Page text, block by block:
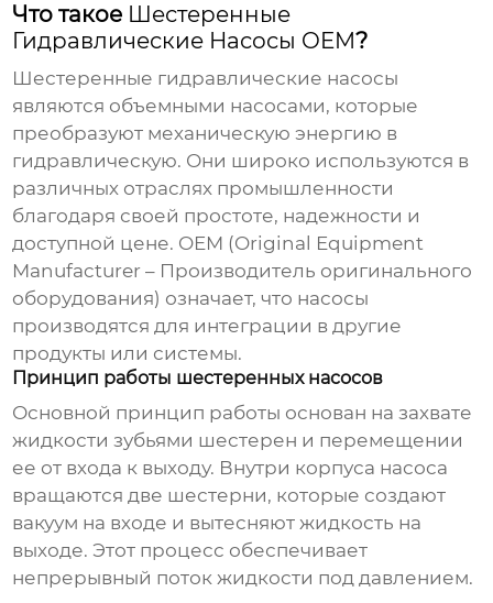
Что такое Шестеренные
Гидравлические Насосы OEM?
Шестеренные гидравлические насосы
являются объемными насосами, которые
преобразуют механическую энергию в
гидравлическую. Они широко используются в
различных отраслях промышленности
благодаря своей простоте, надежности и
доступной цене. OEM (Original Equipment
Manufacturer – Производитель оригинального
оборудования) означает, что насосы
производятся для интеграции в другие
продукты или системы.
Принцип работы шестеренных насосов
Основной принцип работы основан на захвате
жидкости зубьями шестерен и перемещении
ее от входа к выходу. Внутри корпуса насоса
вращаются две шестерни, которые создают
вакуум на входе и вытесняют жидкость на
выходе. Этот процесс обеспечивает
непрерывный поток жидкости под давлением.